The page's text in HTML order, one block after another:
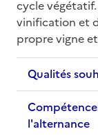
cycle
vinification et
propre vigne
Qualités
l'alternance